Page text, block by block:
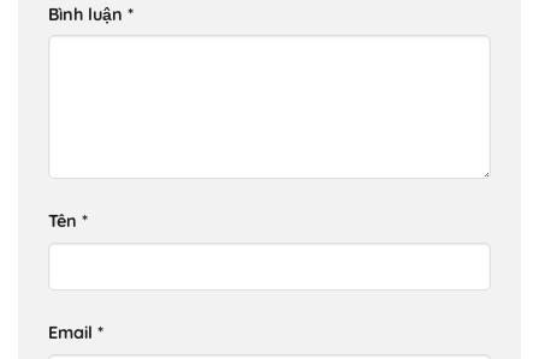
Bình luận *
Tên *
Email *